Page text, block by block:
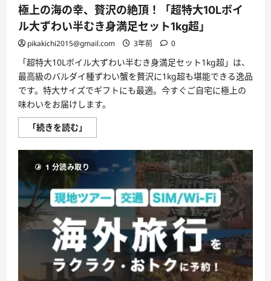
の
旅
へ
よ
う
こ
そ！」
に
つ
い
て
さ
ら
に
極上の海の幸、贅沢の絶頂！「超特大10Lボイ
ル大ずわい半むき身満足セット1kg超」
pikakichi2015@gmail.com 3年前 0
「超特大10Lボイル大ずわい半むき身満足セット1kg超」は、
最高級のバルダイ種ずわい蟹を贅沢に1kg超も堪能できる逸品
です。特大サイズでギフトにも最適。今すぐご自宅に極上の
味わいをお届けします。
「続きを読む」
上
海
幸、
沢
の
絶
「超
特
大
10L
イ
ル
1 分読み取り